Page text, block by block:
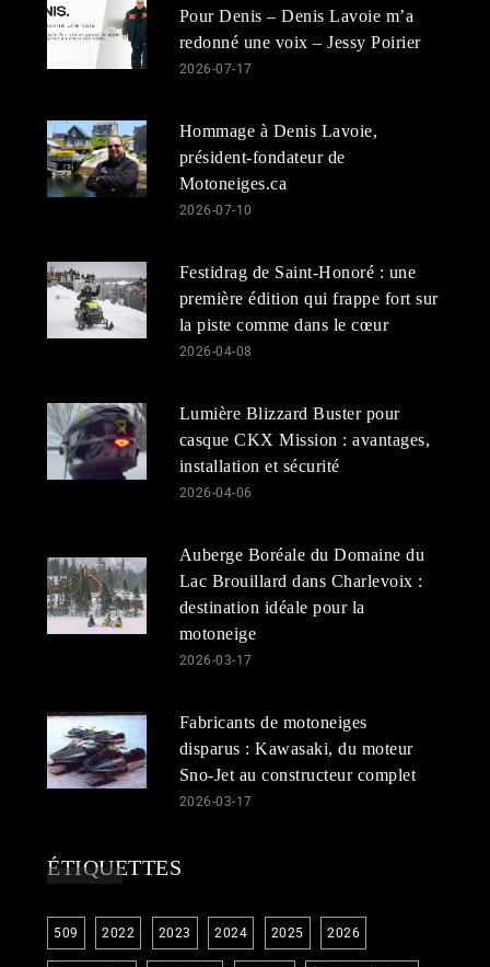
Pour Denis – Denis Lavoie m’a
redonné une voix – Jessy Poirier
2026-07-17
Hommage à Denis Lavoie,
président-fondateur de
Motoneiges.ca
2026-07-10
Festidrag de Saint-Honoré : une
première édition qui frappe fort sur
la piste comme dans le cœur
2026-04-08
Lumière Blizzard Buster pour
casque CKX Mission : avantages,
installation et sécurité
2026-04-06
Auberge Boréale du Domaine du
Lac Brouillard dans Charlevoix :
destination idéale pour la
motoneige
2026-03-17
Fabricants de motoneiges
disparus : Kawasaki, du moteur
Sno-Jet au constructeur complet
2026-03-17
ÉTIQUETTES
509 2022 2023 2024 2025 2026